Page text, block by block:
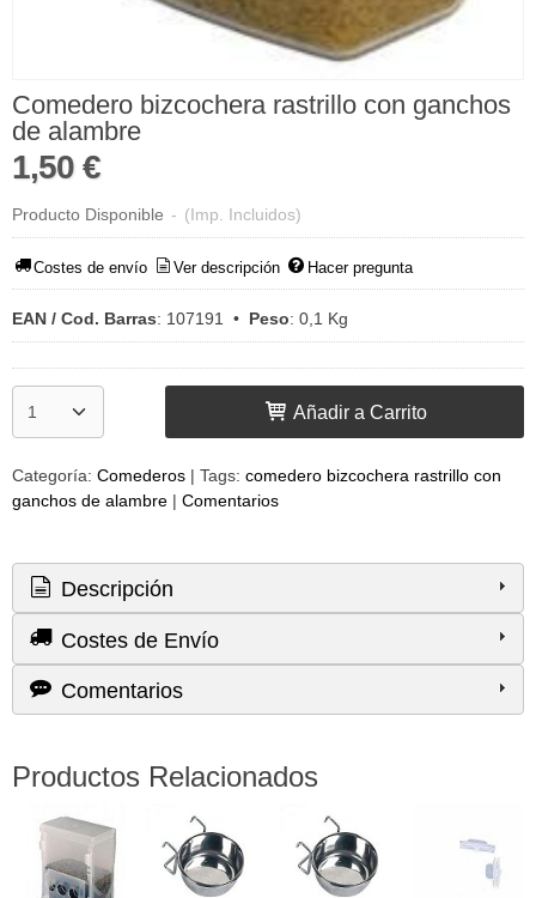
Comedero bizcochera rastrillo con ganchos
de alambre
1,50 €
Producto Disponible - (Imp. Incluidos)
Costes de envío Ver descripción Hacer pregunta
EAN / Cod. Barras: 107191 • Peso: 0,1 Kg
Añadir a Carrito
Categoría: Comederos | Tags: comedero bizcochera rastrillo con
ganchos de alambre | Comentarios
Descripción
Costes de Envío
Comentarios
Productos Relacionados